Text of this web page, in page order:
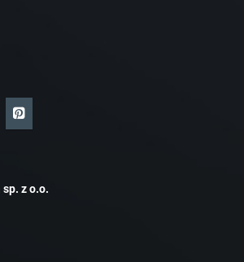
z o.o.